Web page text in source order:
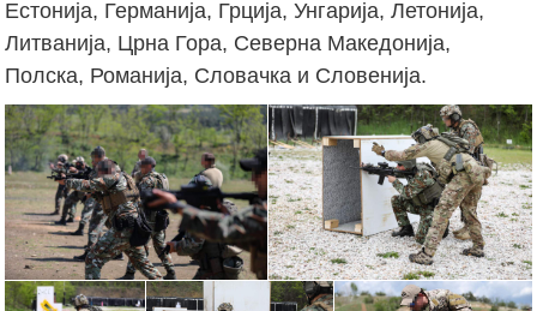
Естонија, Германија, Грција, Унгарија, Летонија,
Литванија, Црна Гора, Северна Македонија,
Полска, Романија, Словачка и Словенија.